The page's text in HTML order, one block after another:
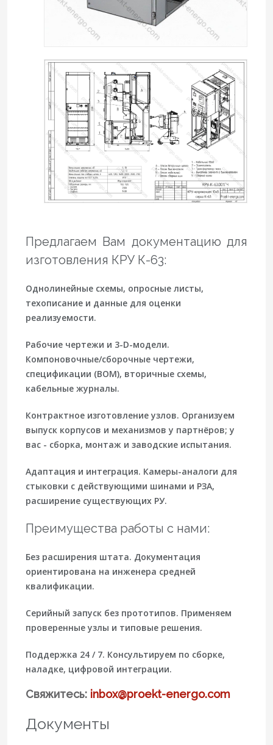
Предлагаем Вам документацию для
изготовления КРУ К-63:
Однолинейные схемы, опросные листы,
техописание и данные для оценки
реализуемости.
Рабочие чертежи и 3-D-модели.
Компоновочные/сборочные чертежи,
спецификации (BOM), вторичные схемы,
кабельные журналы.
Контрактное изготовление узлов. Организуем
выпуск корпусов и механизмов у партнёров; у
вас - сборка, монтаж и заводские испытания.
Адаптация и интеграция. Камеры-аналоги для
стыковки с действующими шинами и РЗА,
расширение существующих РУ.
Преимущества работы с нами:
Без расширения штата. Документация
ориентирована на инженера средней
квалификации.
Серийный запуск без прототипов. Применяем
проверенные узлы и типовые решения.
Поддержка 24 / 7. Консультируем по сборке,
наладке, цифровой интеграции.
Свяжитесь: inbox@proekt-energo.com
Документы